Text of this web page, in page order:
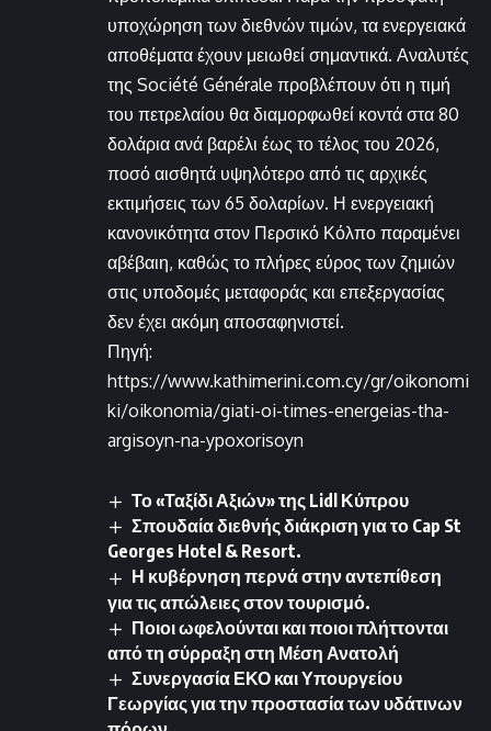
υποχώρηση των διεθνών τιμών, τα ενεργειακά
αποθέματα έχουν μειωθεί σημαντικά. Αναλυτές
της Société Générale προβλέπουν ότι η τιμή
του πετρελαίου θα διαμορφωθεί κοντά στα 80
δολάρια ανά βαρέλι έως το τέλος του 2026,
ποσό αισθητά υψηλότερο από τις αρχικές
εκτιμήσεις των 65 δολαρίων. Η ενεργειακή
κανονικότητα στον Περσικό Κόλπο παραμένει
αβέβαιη, καθώς το πλήρες εύρος των ζημιών
στις υποδομές μεταφοράς και επεξεργασίας
δεν έχει ακόμη αποσαφηνιστεί.
Πηγή:
https://www.kathimerini.com.cy/gr/oikonomi
ki/oikonomia/giati-oi-times-energeias-tha-
argisoyn-na-ypoxorisoyn
Το «Ταξίδι Αξιών» της Lidl Κύπρου
Σπουδαία διεθνής διάκριση για το Cap St
Georges Hotel & Resort.
Η κυβέρνηση περνά στην αντεπίθεση
για τις απώλειες στον τουρισμό.
Ποιοι ωφελούνται και ποιοι πλήττονται
από τη σύρραξη στη Μέση Ανατολή
Συνεργασία ΕΚΟ και Υπουργείου
Γεωργίας για την προστασία των υδάτινων